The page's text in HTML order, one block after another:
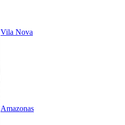
Vila Nova
Amazonas